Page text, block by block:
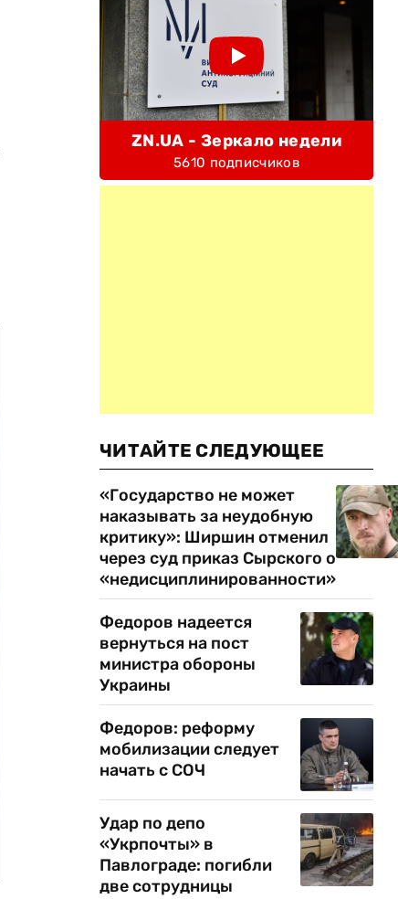
ZN.UA - Зеркало недели
5610 подписчиков
ЧИТАЙТЕ СЛЕДУЮЩЕЕ
«Государство не может
наказывать за неудобную
критику»: Ширшин отменил
через суд приказ Сырского о
«недисциплинированности»
Федоров надеется
вернуться на пост
министра обороны
Украины
Федоров: реформу
мобилизации следует
начать с СОЧ
Удар по депо
«Укрпочты» в
Павлограде: погибли
две сотрудницы